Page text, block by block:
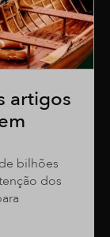
artigos
bilhões
dos